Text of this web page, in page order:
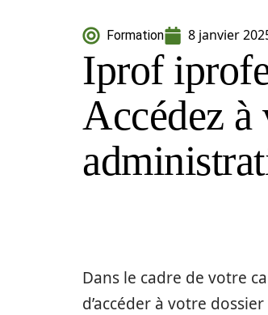
Formation 8 janvier
Iprof
Accédez à
Dans le cadre de votre
d’accéder à votre